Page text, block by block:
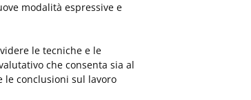
modalità espressive e
le tecniche e le
che consenta sia al
conclusioni sul lavoro